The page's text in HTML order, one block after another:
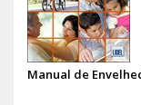
Manual de